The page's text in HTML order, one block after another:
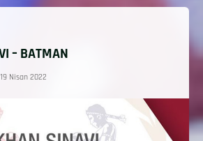
– BATMAN
19 Nisan 2022